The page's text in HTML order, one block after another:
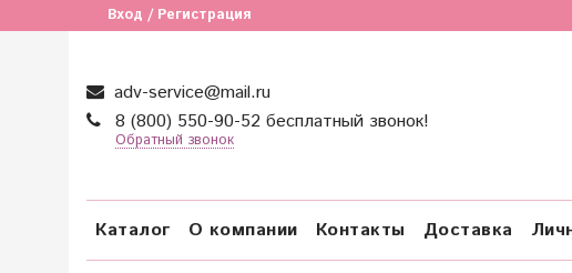
Вход / Регистрация
adv-service@mail.ru
8 (800) 550-90-52 бесплатный звонок!
Обратный звонок
Каталог О компании Контакты Доставка